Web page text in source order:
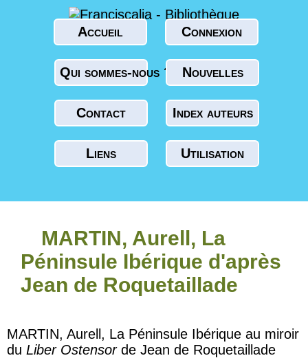
Accueil Connexion
Qui sommes-nous ? Nouvelles
Contact Index auteurs
Liens Utilisation
MARTIN, Aurell, La
Péninsule Ibérique d'après
Jean de Roquetaillade
MARTIN, Aurell, La Péninsule Ibérique au miroir
du Liber Ostensorde Jean de Roquetaillade